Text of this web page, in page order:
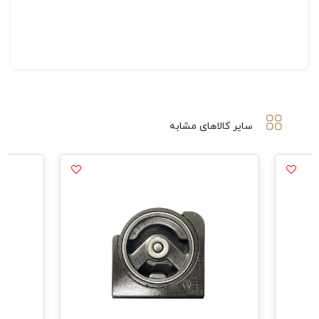
سایر کالاهای مشابه